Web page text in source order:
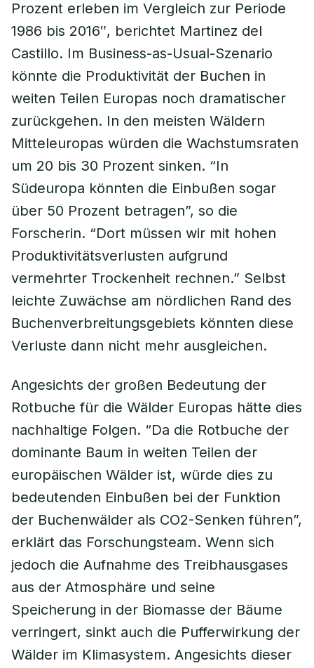
Prozent erleben im Vergleich zur Periode
1986 bis 2016″, berichtet Martinez del
Castillo. Im Business-as-Usual-Szenario
könnte die Produktivität der Buchen in
weiten Teilen Europas noch dramatischer
zurückgehen. In den meisten Wäldern
Mitteleuropas würden die Wachstumsraten
um 20 bis 30 Prozent sinken. “In
Südeuropa könnten die Einbußen sogar
über 50 Prozent betragen”, so die
Forscherin. “Dort müssen wir mit hohen
Produktivitätsverlusten aufgrund
vermehrter Trockenheit rechnen.” Selbst
leichte Zuwächse am nördlichen Rand des
Buchenverbreitungsgebiets könnten diese
Verluste dann nicht mehr ausgleichen.
Angesichts der großen Bedeutung der
Rotbuche für die Wälder Europas hätte dies
nachhaltige Folgen. “Da die Rotbuche der
dominante Baum in weiten Teilen der
europäischen Wälder ist, würde dies zu
bedeutenden Einbußen bei der Funktion
der Buchenwälder als CO2-Senken führen”,
erklärt das Forschungsteam. Wenn sich
jedoch die Aufnahme des Treibhausgases
aus der Atmosphäre und seine
Speicherung in der Biomasse der Bäume
verringert, sinkt auch die Pufferwirkung der
Wälder im Klimasystem. Angesichts dieser